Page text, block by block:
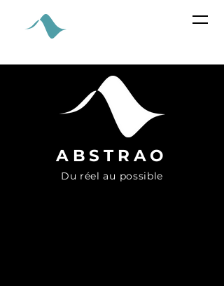
ABSTRAO
Du réel au possible